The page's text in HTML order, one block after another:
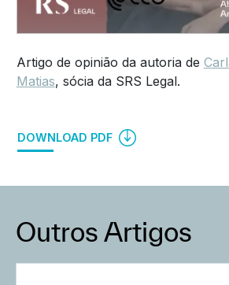
Artigo de opinião da autoria de
Matias, sócia da SRS Legal.
DOWNLOAD PDF
Outros Artigos